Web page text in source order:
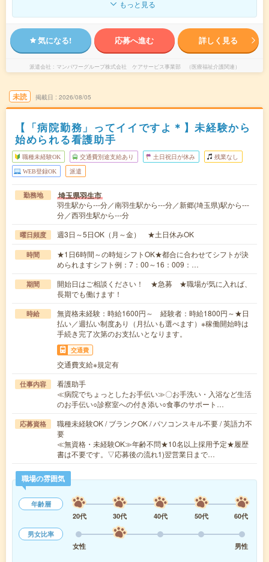
もっと見る
気になる! 応募へ進む 詳しく見る
派遣会社 マンパワーグループ株式会社 ケアサービス事業部 （医療福祉介護関連）
未読 掲載日 2026/08/05
【「病院勤務」ってイイですよ＊】未経験から
始められる看護助手
職種未経験OK 交通費別途支給あり 土日祝日が休み 残業なし
WEB登録OK 派遣
勤務地 埼玉県羽生市
羽生駅から---分／南羽生駅から---分／新郷(埼玉県)駅から---
分／西羽生駅から---分
曜日頻度 週3日～5日OK（月～金） ★土日休みOK
時間
★1日6時間～の時短シフトOK★都合に合わせてシフトが決
められますシフト例：7：00～16：009：…
期間
開始日はご相談ください！ ★急募 ★職場が気に入れば、
長期でも働けます！
時給
無資格未経験：時給1600円～ 経験者：時給1800円～★日
払い／週払い制度あり（月払いも選べます）※稼働開始時は
手続き完了次第のお支払いとなります。
交通費
交通費支給※規定有
仕事内容
看護助手
≪病院でちょっとしたお手伝い≫〇お手洗い・入浴など生活
のお手伝い○診察室への付き添い○食事のサポート…
応募資格
職種未経験OK / ブランクOK / パソコンスキル不要 / 英語力不
要
≪無資格・未経験OK≫年齢不問★10名以上採用予定★履歴
書は不要です。▽応募後の流れ1)翌営業日まで…
職場の雰囲気
年齢層
20代
30代 40代 50代
60代
男女比率
女性
男性